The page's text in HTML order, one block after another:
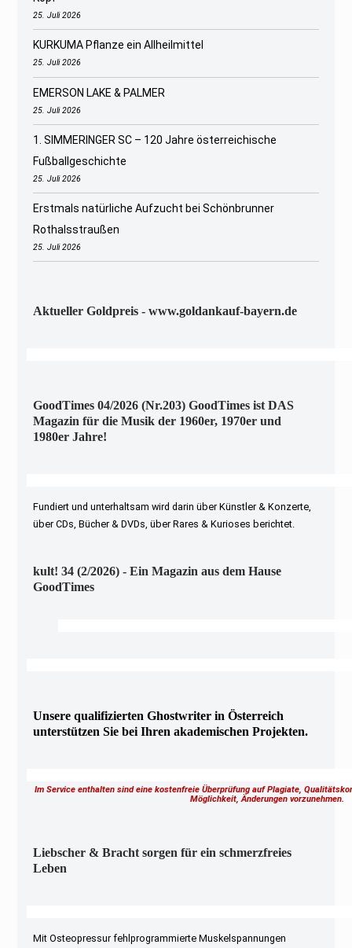
25. Juli 2026
KURKUMA Pflanze ein Allheilmittel
25. Juli 2026
EMERSON LAKE & PALMER
25. Juli 2026
1. SIMMERINGER SC – 120 Jahre österreichische
Fußballgeschichte
25. Juli 2026
Erstmals natürliche Aufzucht bei Schönbrunner
Rothalsstraußen
25. Juli 2026
Aktueller Goldpreis - www.goldankauf-bayern.de
GoodTimes 04/2026 (Nr.203) GoodTimes ist DAS
Magazin für die Musik der 1960er, 1970er und
1980er Jahre!
Fundiert und unterhaltsam wird darin über Künstler & Konzerte,
über CDs, Bücher & DVDs, über Rares & Kurioses berichtet.
kult! 34 (2/2026) - Ein Magazin aus dem Hause
GoodTimes
Unsere qualifizierten Ghostwriter in Österreich
unterstützen Sie bei Ihren akademischen Projekten.
Im Service enthalten sind eine kostenfreie Überprüfung auf Plagiate,
Möglichkeit, Änderungen vorzunehmen.
Liebscher & Bracht sorgen für ein schmerzfreies
Leben
Mit Osteopressur fehlprogrammierte Muskelspannungen